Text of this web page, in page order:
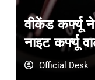
वीकेंड कर्फ्यू ने
नाइट कर्फ्यू
Official Desk